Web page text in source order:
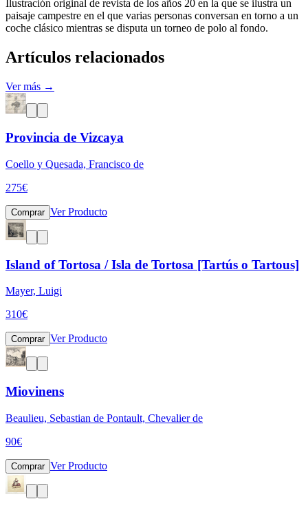
Ilustración original de revista de los años 20 en la que se ilustra un
paisaje campestre en el que varias personas conversan en torno a un
coche clásico mientras se disputa un torneo de polo al fondo.
Artículos relacionados
Ver más →
Provincia de Vizcaya
Coello y Quesada, Francisco de
275€
Comprar Ver Producto
Island of Tortosa / Isla de Tortosa [Tartús o Tartous]
Mayer, Luigi
310€
Comprar Ver Producto
Miovinens
Beaulieu, Sebastian de Pontault, Chevalier de
90€
Comprar Ver Producto